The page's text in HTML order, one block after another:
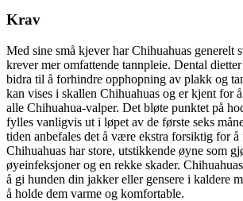
Krav
Med sine små kjever har Chihuahuas generelt
krever mer omfattende tannpleie. Dental
bidra til å forhindre opphopning av plakk og
kan vises i skallen Chihuahuas og er kjent for
alle Chihuahua-valper. Det bløte punktet på
fylles vanligvis ut i løpet av de første seks
tiden anbefales det å være ekstra forsiktig for å
Chihuahuas har store, utstikkende øyne som
øyeinfeksjoner og en rekke skader.
å gi hunden din jakker eller gensere i kaldere
å holde dem varme og komfortable.